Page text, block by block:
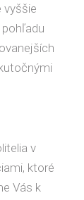
vyššie
v
ktoré
Vás k